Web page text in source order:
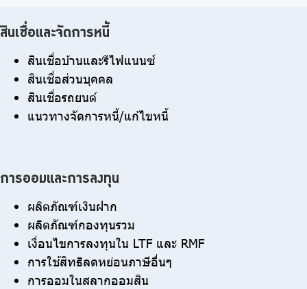
สินเชื่อและจัดการหนี้
สินเชื่อบ้านและรีไฟแนนซ์
สินเชื่อส่วนบุคคล
สินเชื่อรถยนต์
แนวทางจัดการหนี้/แก้ไขหนี้
การออมและการลงทุน
ผลิตภัณฑ์เงินฝาก
ผลิตภัณฑ์กองทุนรวม
เงื่อนไขการลงทุนใน LTF และ RMF
การใช้สิทธิลดหย่อนภาษีอื่นๆ
การออมในสลากออมสิน